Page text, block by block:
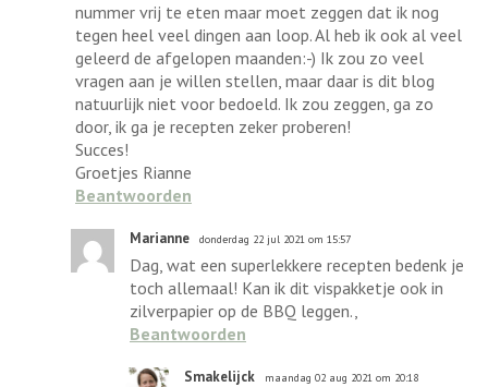
nummer vrij te eten maar moet zeggen dat ik nog
tegen heel veel dingen aan loop. Al heb ik ook al veel
geleerd de afgelopen maanden:-) Ik zou zo veel
vragen aan je willen stellen, maar daar is dit blog
natuurlijk niet voor bedoeld. Ik zou zeggen, ga zo
door, ik ga je recepten zeker proberen!
Succes!
Groetjes Rianne
Beantwoorden
Marianne donderdag 22 jul 2021 om 15:57
Dag, wat een superlekkere recepten bedenk je
toch allemaal! Kan ik dit vispakketje ook in
zilverpapier op de BBQ leggen.,
Beantwoorden
Smakelijck maandag 02 aug 2021 om 20:18